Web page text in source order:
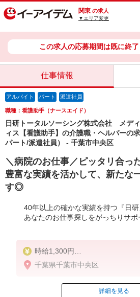
関東 の求人
▼エリア変更
この求人の応募期間は既に終了
仕事情報
アルバイト パート 派遣社員
職種：看護助手（ナースエイド）
日研トータルソーシング株式会社 メデ
ィス【看護助手】の介護職・ヘルパーの
パート/派遣社員） - 千葉市中央区
＼病院のお仕事／ピッタリ合っ
豊富な実績を活かして、新たな
す◎
40年以上の確かな実績を持つ『日研
あなたのお仕事探しをがっちりサポ
時給1,300円
★週払いOK（規定あり）
千葉県千葉市中央区
詳細を見る